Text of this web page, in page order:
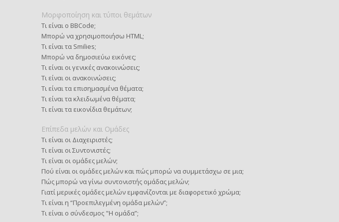
Μορφοποίηση και τύποι θεμάτων
Τι είναι ο BBCode;
Μπορώ να χρησιμοποιήσω HTML;
Τι είναι τα Smilies;
Μπορώ να δημοσιεύω εικόνες;
Τι είναι οι γενικές ανακοινώσεις;
Τι είναι οι ανακοινώσεις;
Τι είναι τα επισημασμένα θέματα;
Τι είναι τα κλειδωμένα θέματα;
Τι είναι τα εικονίδια θεμάτων;
Επίπεδα μελών και Ομάδες
Τι είναι οι Διαχειριστές;
Τι είναι οι Συντονιστές;
Τι είναι οι ομάδες μελών;
Πού είναι οι ομάδες μελών και πώς μπορώ να συμμετάσχω σε μια;
Πώς μπορώ να γίνω συντονιστής ομάδας μελών;
Γιατί μερικές ομάδες μελών εμφανίζονται με διαφορετικό χρώμα;
Τι είναι η “Προεπιλεγμένη ομάδα μελών”;
Τι είναι ο σύνδεσμος "Η ομάδα”;